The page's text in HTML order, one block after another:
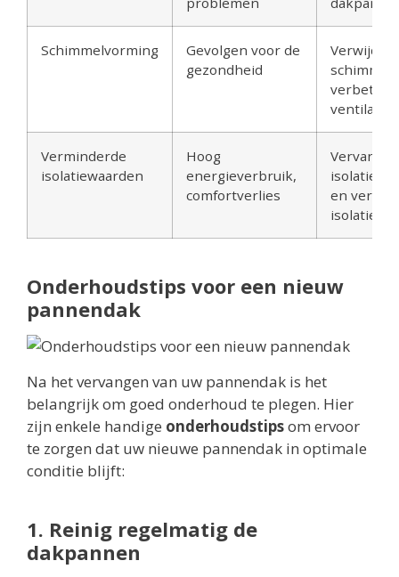
Schimmelvorming
Gevolgen voor de
gezondheid
Verwijder
schimmel
verbeter
ventilatie
Verminderde
isolatiewaarden
Hoog
energieverbruik,
comfortverlies
Vervang
en
isolatie
Onderhoudstips voor een nieuw
pannendak
Na het vervangen van uw pannendak is het
belangrijk om goed onderhoud te plegen. Hier
zijn enkele handige onderhoudstipsom ervoor
te zorgen dat uw nieuwe pannendak in optimale
conditie blijft:
1. Reinig regelmatig de
dakpannen